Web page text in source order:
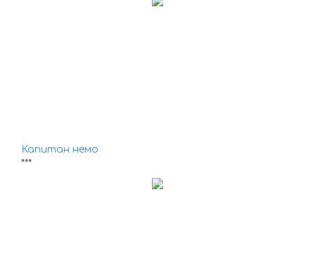
Капитан немо
***